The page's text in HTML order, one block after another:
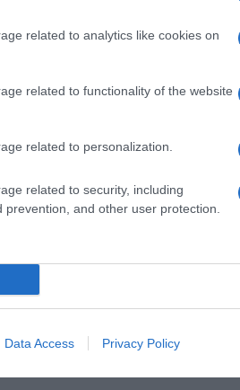
related to analytics like cookies on
related to functionality of the website
related to personalization.
related to security, including
and other user protection.
Data Access Privacy Policy
η Google έχει
και την Κύπρο
έως την Κένυα.